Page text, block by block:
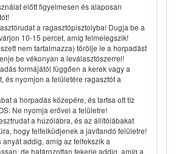
előtt figyelmesen és alaposan
a ragasztópisztolyba! Dugja be a
10-15 percet, amíg felmelegszik!
nem tartalmazza) törölje le a horpadást
be vékonyan a leválasztószerrel!
formájától függően a kerek vagy a
és nyomjon a felületére ragasztót a
a horpadás közepére, és tartsa ott tíz
Ne nyomja erővel a felületre!
a húzólábra, és az állítólábakat
hogy felfelküdjenek a javítandó felületre!
addig, amíg az felfekszik a
de határozottan tekerje addig, amíg a